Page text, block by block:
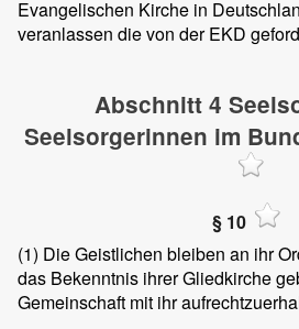
Evangelischen Kirche in
veranlassen die von der EKD
Abschnitt 4
Seelsorgerinnen im
§ 10
(1) Die Geistlichen bleiben an ihr
das Bekenntnis ihrer Gliedkirche
Gemeinschaft mit ihr